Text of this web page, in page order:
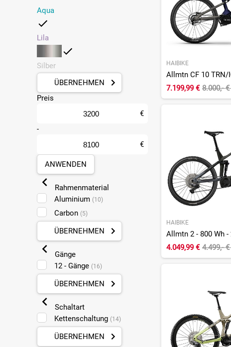
Aqua
Lila
Silber
ÜBERNEHMEN
Preis
€
-
€
ANWENDEN
Rahmenmaterial
Aluminium (10)
Carbon (5)
ÜBERNEHMEN
Gänge
12 - Gänge (16)
ÜBERNEHMEN
Schaltart
Kettenschaltung (14)
ÜBERNEHMEN
HAIBIKE
7.199,99 € 8.000,- €
HAIBIKE
Allmtn 2 - 800 Wh
4.049,99 € 4.499,- €